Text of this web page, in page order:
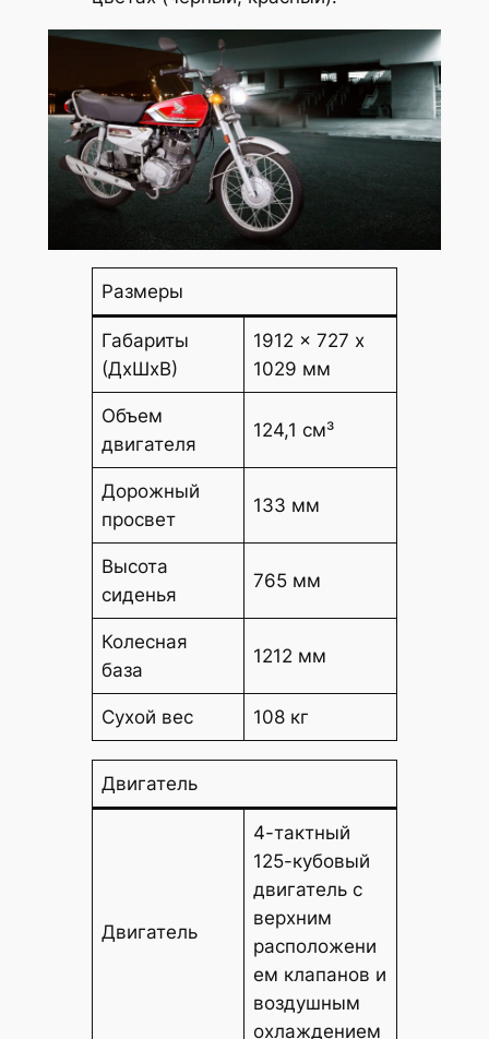
Размеры
Габариты
(ДхШхВ)
1912 x 727 x
1029 мм
Объем
двигателя
124,1 см³
Дорожный
просвет
133 мм
Высота
сиденья
765 мм
Колесная
база
1212 мм
Сухой вес 108 кг
Двигатель
Двигатель
4-тактный
125-кубовый
двигатель с
верхним
расположени
ем клапанов и
воздушным
охлаждением